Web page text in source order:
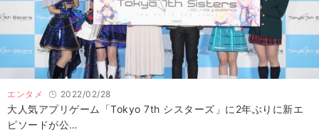
エンタメ 2022/02/28
大人気アプリゲーム「Tokyo 7th シスターズ」に2年ぶりに新エ
ピソードが公…